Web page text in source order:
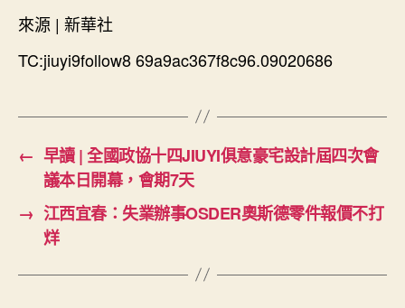
來源 | 新華社
TC:jiuyi9follow8 69a9ac367f8c96.09020686
← 早讀 | 全國政協十四JIUYI俱意豪宅設計屆四次會
議本日開幕，會期7天
→ 江西宜春：失業辦事OSDER奧斯德零件報價不打
烊